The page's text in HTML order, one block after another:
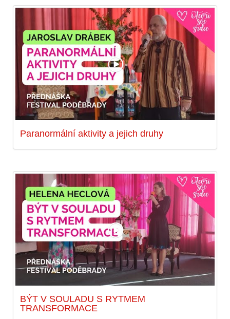
Paranormální aktivity a jejich druhy
BÝT V SOULADU S RYTMEM
TRANSFORMACE